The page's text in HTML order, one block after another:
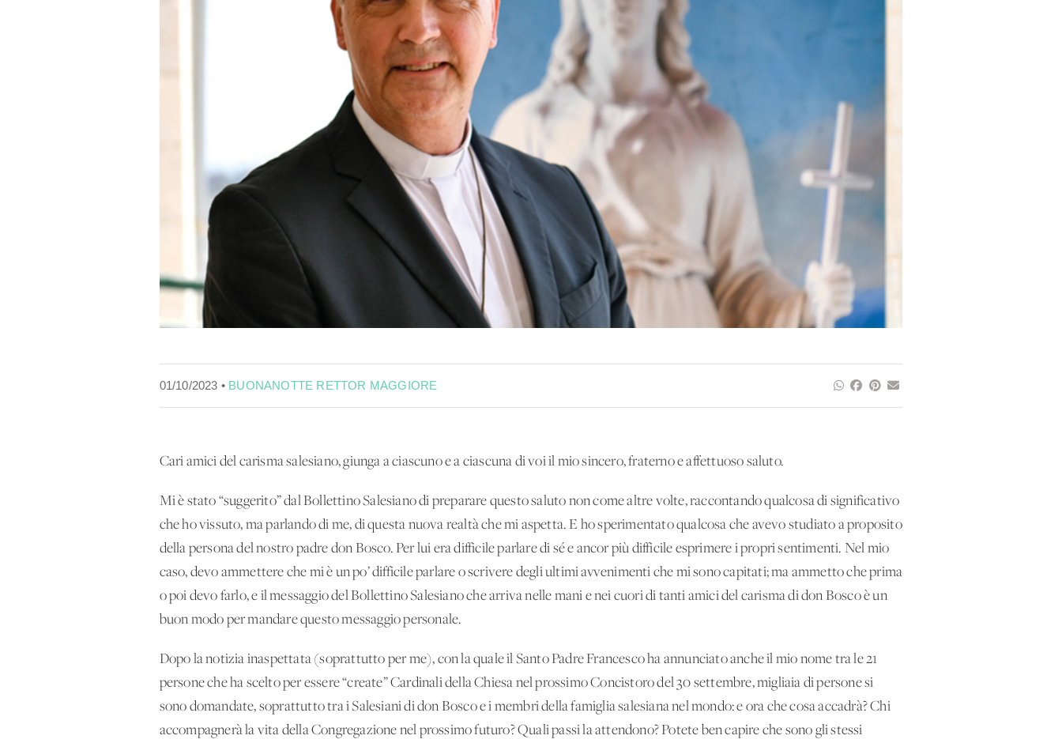
01/10/2023 • BUONANOTTE RETTOR MAGGIORE
Cari amici del carisma salesiano, giunga a ciascuno e a ciascuna di voi il mio sincero, fraterno e affettuoso saluto.
Mi è stato “suggerito” dal Bollettino Salesiano di preparare questo saluto non come altre volte, raccontando qualcosa di significativo
che ho vissuto, ma parlando di me, di questa nuova realtà che mi aspetta. E ho sperimentato qualcosa che avevo studiato a proposito
della persona del nostro padre don Bosco. Per lui era difficile parlare di sé e ancor più difficile esprimere i propri sentimenti. Nel mio
caso, devo ammettere che mi è un po’ difficile parlare o scrivere degli ultimi avvenimenti che mi sono capitati; ma ammetto che prima
o poi devo farlo, e il messaggio del Bollettino Salesiano che arriva nelle mani e nei cuori di tanti amici del carisma di don Bosco è un
buon modo per mandare questo messaggio personale.
Dopo la notizia inaspettata (soprattutto per me), con la quale il Santo Padre Francesco ha annunciato anche il mio nome tra le 21
persone che ha scelto per essere “create” Cardinali della Chiesa nel prossimo Concistoro del 30 settembre, migliaia di persone si
sono domandate, soprattutto tra i Salesiani di don Bosco e i membri della famiglia salesiana nel mondo: e ora che cosa accadrà? Chi
accompagnerà la vita della Congregazione nel prossimo futuro? Quali passi la attendono? Potete ben capire che sono gli stessi